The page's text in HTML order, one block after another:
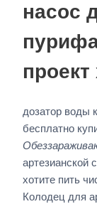
насос
дозатор воды
бесплатно
хотите пить
Колодец для